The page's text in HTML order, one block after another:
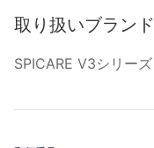
取り扱いブランド
SPICARE V3シリーズ